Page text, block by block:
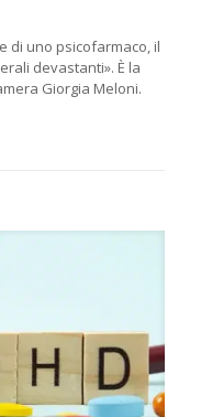
di uno psicofarmaco, il
devastanti». È la
Giorgia Meloni.